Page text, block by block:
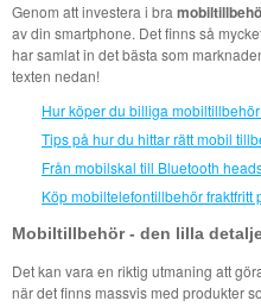
Genom att investera i bra
av din smartphone. Det finns så
har samlat in det bästa som
texten nedan!
Hur köper du billiga
Tips på hur du hittar rätt mobil
Från mobilskal till Bluetooth
Köp mobiltelefontillbehör fraktfritt
Mobiltillbehör - den lilla
Det kan vara en riktig utmaning att
när det finns massvis med produkter